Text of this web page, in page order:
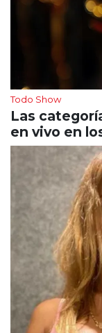
Todo Show
Las
en vivo en